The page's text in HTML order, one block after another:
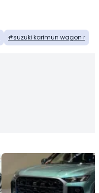
suzuki karimun wagon r